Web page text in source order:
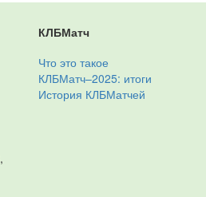
,
КЛБМатч
Что это такое
КЛБМатч–2025: итоги
История КЛБМатчей